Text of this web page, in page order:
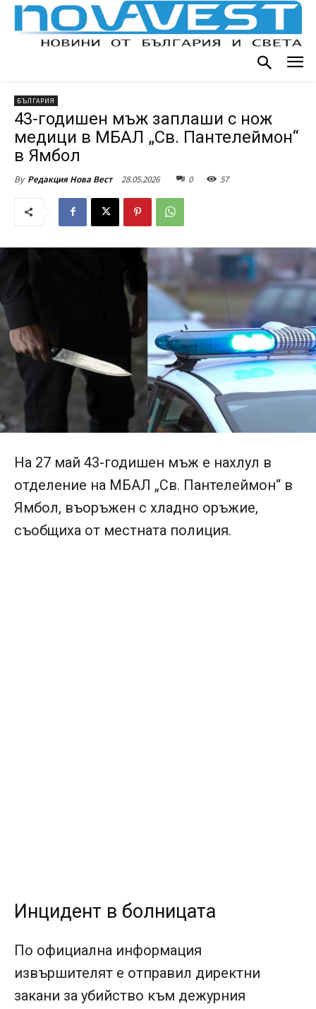
БЪЛГАРИЯ
43-годишен мъж заплаши с нож
медици в МБАЛ „Св. Пантелеймон“
в Ямбол
By Редакция Нова Вест 28.05.2026 0 57
На 27 май 43-годишен мъж е нахлул в
отделение на МБАЛ „Св. Пантелеймон“ в
Ямбол, въоръжен с хладно оръжие,
съобщиха от местната полиция.
Инцидент в болницата
По официална информация
извършителят е отправил директни
закани за убийство към дежурния